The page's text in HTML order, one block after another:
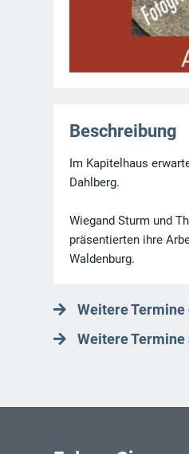
Beschreibung
Im Kapitelhaus
Dahlberg.
Wiegand Sturm und
präsentierten ihre
Waldenburg.
Weitere
Weitere